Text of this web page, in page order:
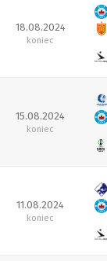
18.08.2024
koniec
15.08.2024
koniec
11.08.2024
koniec